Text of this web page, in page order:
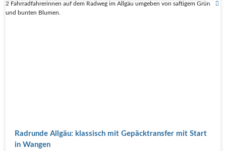
2 Fahrradfahrerinnen auf dem Radweg im Allgäu umgeben von saftigem Grün
und bunten Blumen.
Rad­run­de All­gäu: klas­sisch mit Gepäck­trans­fer mit Start
in Wangen